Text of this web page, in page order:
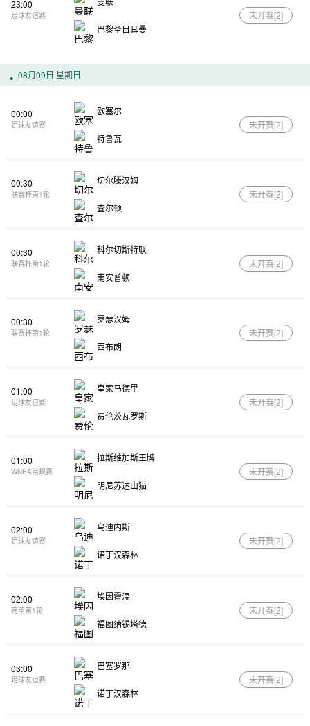
23:00
足球友谊赛
巴黎圣日耳曼
未开赛[2]
08月09日 星期日
00:00
足球友谊赛
欧塞尔
特鲁瓦
未开赛[2]
00:30
联赛杯第1轮
切尔滕汉姆
查尔顿
未开赛[2]
00:30
联赛杯第1轮
科尔切斯特联
南安普顿
未开赛[2]
00:30
联赛杯第1轮
罗瑟汉姆
西布朗
未开赛[2]
01:00
足球友谊赛
皇家马德里
费伦茨瓦罗斯
未开赛[2]
01:00
WNBA常规赛
拉斯维加斯王牌
明尼苏达山猫
未开赛[2]
02:00
足球友谊赛
乌迪内斯
诺丁汉森林
未开赛[2]
02:00
荷甲第1轮
埃因霍温
福图纳锡塔德
未开赛[2]
03:00
足球友谊赛
巴塞罗那
诺丁汉森林
未开赛[2]